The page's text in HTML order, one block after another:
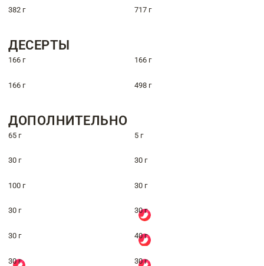
382 г 717 г
ДЕСЕРТЫ
166 г 166 г
166 г 498 г
ДОПОЛНИТЕЛЬНО
65 г 5 г
30 г 30 г
100 г 30 г
30 г 30 г
30 г 40 г
30 г 30 г